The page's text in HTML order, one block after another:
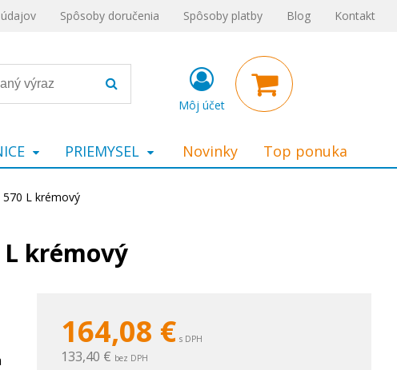
Spôsoby doručenia Spôsoby platby Blog Kontakt
Môj účet
PRIEMYSEL Novinky Top ponuka
L krémový
krémový
164,08 € s DPH
133,40 € bez DPH